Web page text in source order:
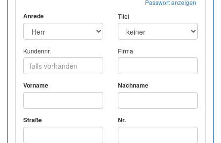
Passwort anzeigen
Anrede Titel
Kundennr. Firma
Vorname Nachname
Straße Nr.